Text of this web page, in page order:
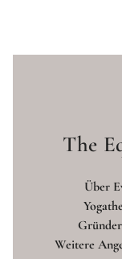
The
Über
Weitere